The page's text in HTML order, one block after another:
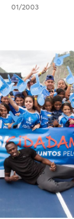
01/2003